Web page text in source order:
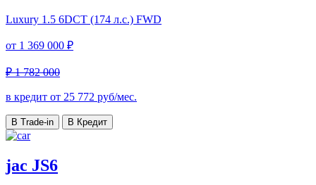
Luxury 1.5 6DCT (174 л.с.) FWD
от 1 369 000 ₽
₽ 1 782 000
в кредит от 25 772 руб/мес.
В Trade-in В Кредит
jac JS6